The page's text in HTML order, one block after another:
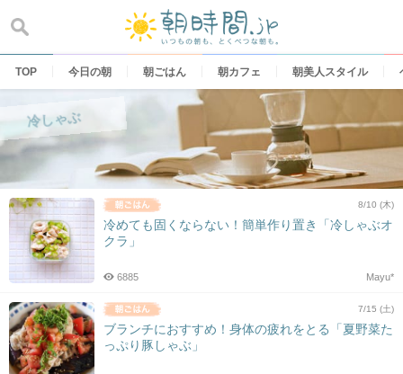
content
TOP 今日の朝 朝ごはん 朝カフェ 朝美人スタイル
冷しゃぶ
8/10 (木)
冷めても固くならない！簡単作り置き「冷しゃぶオ
クラ」
Mayu*
6885
7/15 (土)
ブランチにおすすめ！身体の疲れをとる「夏野菜た
っぷり豚しゃぶ」